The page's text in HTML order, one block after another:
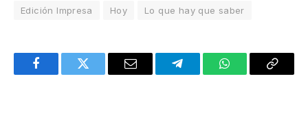
Edición Impresa Hoy Lo que hay que saber
FacebookTwitter Email TelegramWhatsAppCopy